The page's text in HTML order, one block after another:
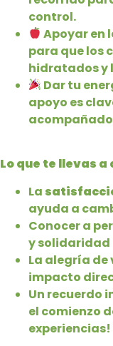
control.
Apoyar en
para que los
hidratados y
Dar tu
apoyo es
Lo que te llevas a
La
ayuda a
Conocer a
y solidaridad
La alegría de
impacto
Un recuerdo
el comienzo
experiencias!